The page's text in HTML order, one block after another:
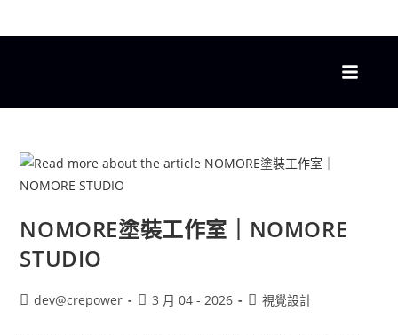
NOMORE塗裝工作室｜NOMORE
STUDIO
dev@crepower 3 月 04 - 2026 視覺設計